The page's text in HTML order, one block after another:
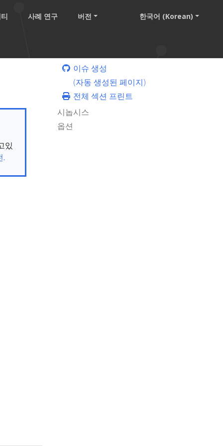
사례 연구 버전 한국어 (Korean)
있
.
이슈 생성
(자동 생성된 페이지)
전체 섹션 프린트
시놉시스
옵션